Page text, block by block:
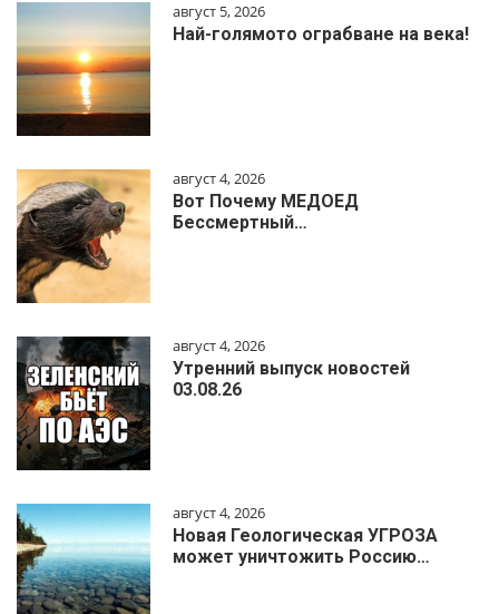
август 5, 2026
Най-голямото ограбване на века!
август 4, 2026
Вот Почему МЕДОЕД
Бессмертный…
август 4, 2026
Утренний выпуск новостей
03.08.26
август 4, 2026
Новая Геологическая УГРОЗА
может уничтожить Россию…